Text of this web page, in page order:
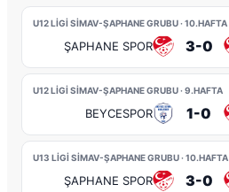
U12 LİGİ SİMAV-ŞAPHANE GRUBU · 10.HAFTA
ŞAPHANE SPOR 3-0
U12 LİGİ SİMAV-ŞAPHANE GRUBU · 9.HAFTA
BEYCESPOR 1-0
U13 LİGİ SİMAV-ŞAPHANE GRUBU · 10.HAFTA
ŞAPHANE SPOR 3-0